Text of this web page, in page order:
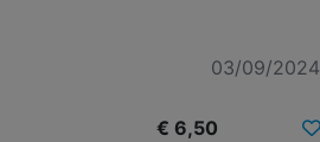
03/09/2024
€ 6,50